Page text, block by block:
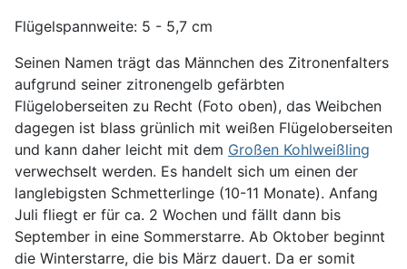
Flügelspannweite: 5 - 5,7 cm
Seinen Namen trägt das Männchen des Zitronenfalters
aufgrund seiner zitronengelb gefärbten
Flügeloberseiten zu Recht (Foto oben), das Weibchen
dagegen ist blass grünlich mit weißen Flügeloberseiten
und kann daher leicht mit dem Großen Kohlweißling
verwechselt werden. Es handelt sich um einen der
langlebigsten Schmetterlinge (10-11 Monate). Anfang
Juli fliegt er für ca. 2 Wochen und fällt dann bis
September in eine Sommerstarre. Ab Oktober beginnt
die Winterstarre, die bis März dauert. Da er somit